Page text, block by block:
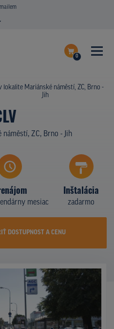
0
Dokončiť dopyt
NOSIČOV
V AKCII
SME
lokalite Mariánské náměstí, ZC, Brno -
Jih
ZC, Brno - Jih
mesiac
Inštalácia
zadarmo
DOSTUPNOST A CENU